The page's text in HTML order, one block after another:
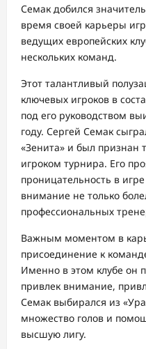
Семак добился
время своей карьеры
ведущих европейских
нескольких команд.
Этот талантливый
ключевых игроков в
под его руководством
году. Сергей Семак
«Зенита» и был
игроком турнира. Его
проницательность в
внимание не только
профессиональных
Важным моментом в
присоединение к
Именно в этом клубе он
привлек внимание,
Семак выбирался из
множество голов и
высшую лигу.